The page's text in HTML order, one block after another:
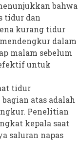
bahwa
tidur dan
kurang tidur
dalam
malam sebelum
untuk
tidur
atas adalah
Penelitian
kepala saat
saluran napas